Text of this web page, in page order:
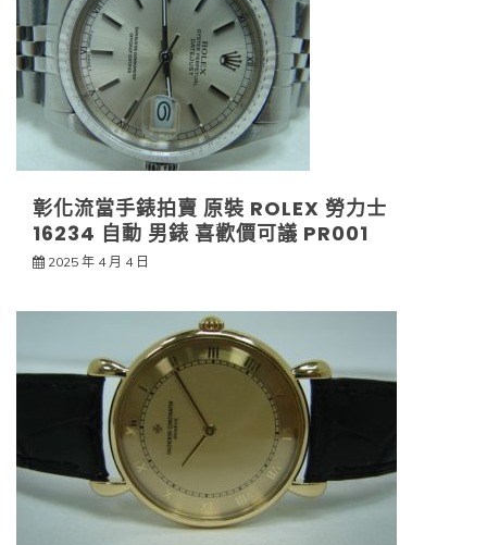
彰化流當手錶拍賣 原裝 ROLEX 勞力士
16234 自動 男錶 喜歡價可議 PR001
2025 年 4 月 4 日